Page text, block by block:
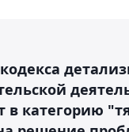
в категорию